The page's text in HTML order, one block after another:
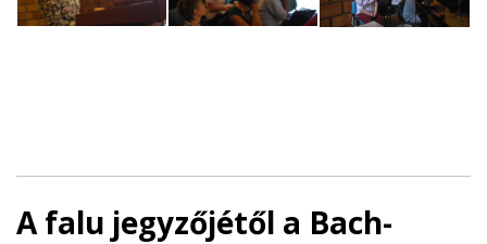
A falu jegyzőjétől a Bach-